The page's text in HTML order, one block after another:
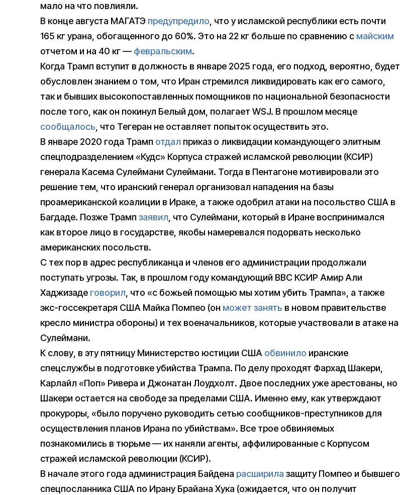
мало на что повлияли.
В конце августа МАГАТЭ предупредило, что у исламской республики есть почти
165 кг урана, обогащенного до 60%. Это на 22 кг больше по сравнению с майским
отчетом и на 40 кг — февральским.
Когда Трамп вступит в должность в январе 2025 года, его подход, вероятно, будет
обусловлен знанием о том, что Иран стремился ликвидировать как его самого,
так и бывших высокопоставленных помощников по национальной безопасности
после того, как он покинул Белый дом, полагает WSJ. В прошлом месяце
сообщалось, что Тегеран не оставляет попыток осуществить это.
В январе 2020 года Трамп отдал приказ о ликвидации командующего элитным
спецподразделением «Кудс» Корпуса стражей исламской революции (КСИР)
генерала Касема Сулеймани Сулеймани. Тогда в Пентагоне мотивировали это
решение тем, что иранский генерал организовал нападения на базы
проамериканской коалиции в Ираке, а также одобрил атаки на посольство США в
Багдаде. Позже Трамп заявил, что Сулеймани, который в Иране воспринимался
как второе лицо в государстве, якобы намеревался подорвать несколько
американских посольств.
С тех пор в адрес республиканца и членов его администрации продолжали
поступать угрозы. Так, в прошлом году командующий ВВС КСИР Амир Али
Хаджизаде говорил, что «с божьей помощью мы хотим убить Трампа», а также
экс-госсекретаря США Майка Помпео (он может занять в новом правительстве
кресло министра обороны) и тех военачальников, которые участвовали в атаке на
Сулеймани.
К слову, в эту пятницу Министерство юстиции США обвинило иранские
спецслужбы в подготовке убийства Трампа. По делу проходят Фархад Шакери,
Карлайл «Поп» Ривера и Джонатан Лоудхолт. Двое последних уже арестованы, но
Шакери остается на свободе за пределами США. Именно ему, как утверждают
прокуроры, «было поручено руководить сетью сообщников-преступников для
осуществления планов Ирана по убийствам». Все трое обвиняемых
познакомились в тюрьме — их наняли агенты, аффилированные с Корпусом
стражей исламской революции (КСИР).
В начале этого года администрация Байдена расширила защиту Помпео и бывшего
спецпосланника США по Ирану Брайана Хука (ожидается, что он получит